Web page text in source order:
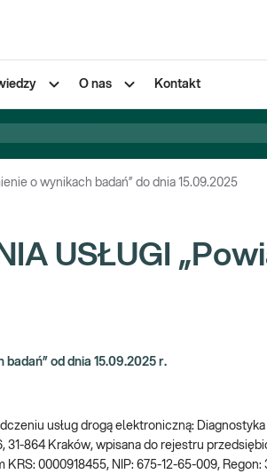
O nas Kontakt
o wynikach badań” do dnia 15.09.2025
USŁUGI
od dnia 15.09.2025 r.
usług drogą elektroniczną: Diagnostyka
31-864 Kraków, wpisana do rejestru
0000918455, NIP: 675-12-65-009, Regon: